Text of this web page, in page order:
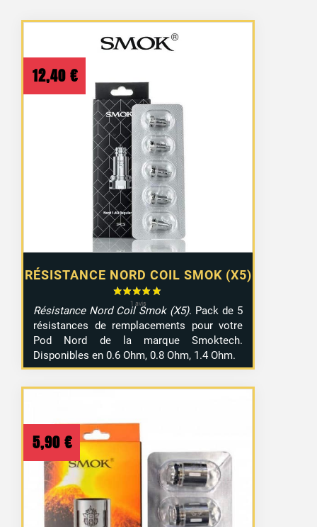
RÉSISTANCE NORD COIL SMOK (X5)
12,40 €
Résistance Nord Coil Smok (X5). Pack de 5
résistances de remplacements pour votre
Pod Nord de la marque Smoktech.
Disponibles en 0.6 Ohm, 0.8 Ohm, 1.4 Ohm.
5,90 €